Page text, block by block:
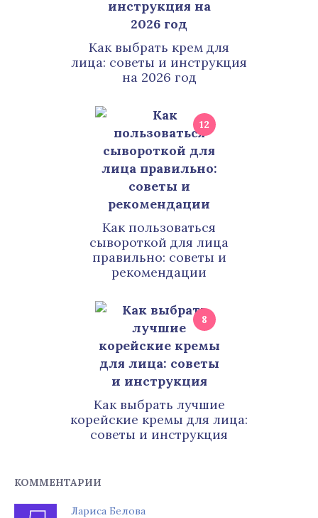
Как выбрать крем для
лица: советы и инструкция
на 2026 год
12
Как пользоваться
сывороткой для лица
правильно: советы и
рекомендации
8
Как выбрать лучшие
корейские кремы для лица:
советы и инструкция
КОММЕНТАРИИ
Лариса Белова